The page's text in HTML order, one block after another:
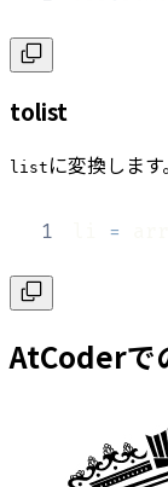
tolist
list に変換します。
1 =
AtCoderで